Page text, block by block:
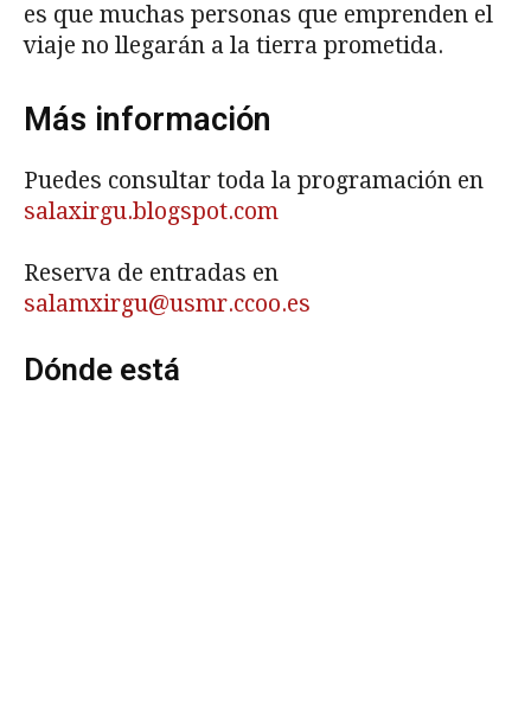
es que muchas personas que emprenden el
viaje no llegarán a la tierra prometida.
Más información
Puedes consultar toda la programación en
salaxirgu.blogspot.com
Reserva de entradas en
salamxirgu@usmr.ccoo.es
Dónde está